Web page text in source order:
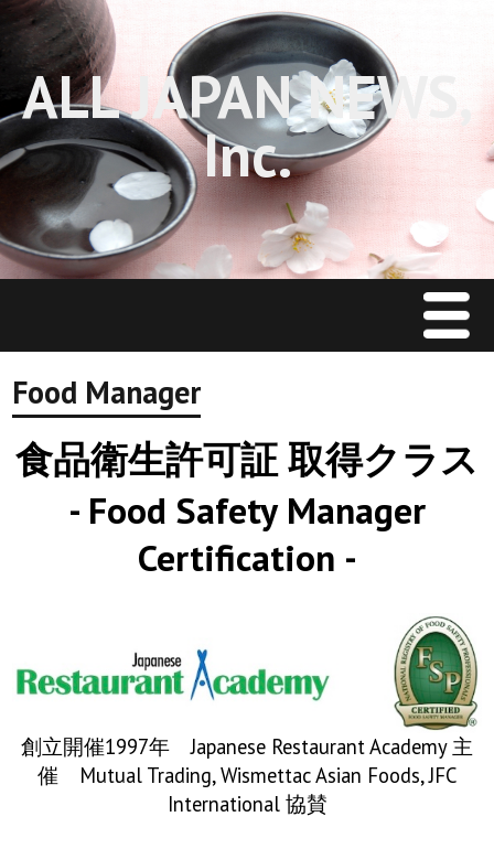
ALL JAPAN NEWS,
Inc.
Menu
Home
J Restaurant News
Books
Sushi & Sake
Sake Spectator
J Restaurant Academy
Food Manager
Food Manager
食品衛生許可証 取得クラス
- Food Safety Manager
Certification -
創立開催1997年 Japanese Restaurant Academy 主
催 Mutual Trading, Wismettac Asian Foods, JFC
International 協賛